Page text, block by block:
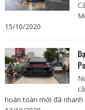
15/10/2020
hoàn toàn mới đã